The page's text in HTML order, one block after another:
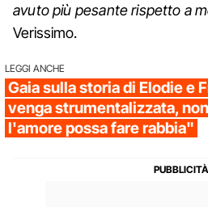
avuto più pesante rispetto a
Verissimo.
LEGGI ANCHE
Gaia sulla storia di Elodie e
venga strumentalizzata,
l'amore possa fare rabbia"